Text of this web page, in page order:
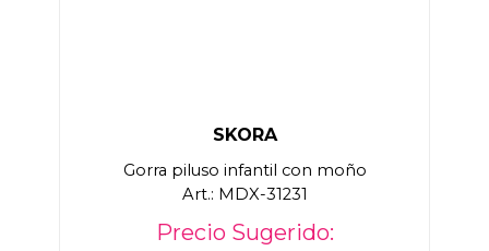
SKORA
Gorra piluso infantil con moño
Art.: MDX-31231
Precio Sugerido: